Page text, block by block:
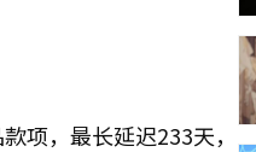
项，最长延迟233天，